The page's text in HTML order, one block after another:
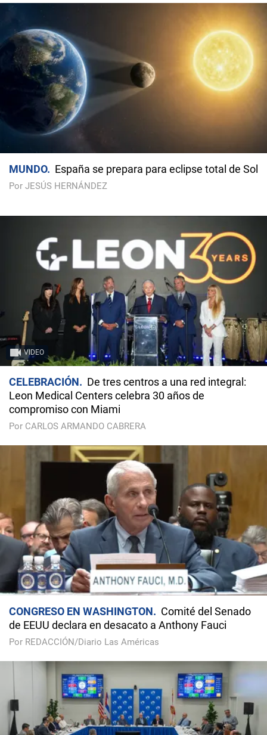
MUNDO España se prepara para eclipse total de Sol
Por JESÚS HERNÁNDEZ
VIDEO
CELEBRACIÓN
De tres centros a una red integral:
Leon Medical Centers celebra 30 años de
compromiso con Miami
Por CARLOS ARMANDO CABRERA
CONGRESO EN WASHINGTON
Comité del Senado
de EEUU declara en desacato a Anthony Fauci
Por REDACCIÓN/Diario Las Américas